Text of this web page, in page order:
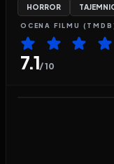
HORROR
OCENA FILMU
7.1/ 10